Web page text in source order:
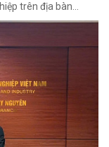
trên địa bàn...